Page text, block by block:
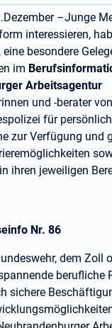
–Junge
interessieren,
, eine besondere
im
Arbeitsagentur
und -berater
für
zur Verfügung und
ihren jeweiligen
Nr. 86
dem Zoll
berufliche
sichere